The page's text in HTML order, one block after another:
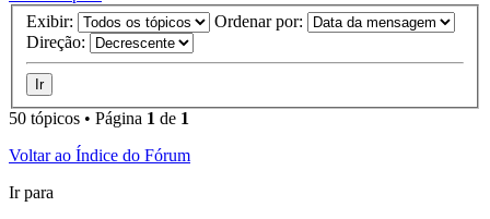
Exibir:
Ordenar por:
Direção:
50 tópicos • Página 1 de 1
Voltar ao Índice do Fórum
Ir para